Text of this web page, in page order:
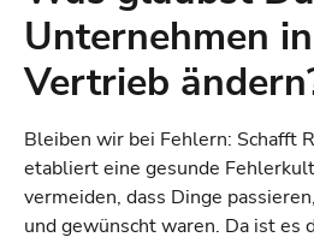
Unternehmen
Vertrieb
Bleiben wir bei Fehlern: Schafft
etabliert eine gesunde
vermeiden, dass Dinge
und gewünscht waren. Da ist es